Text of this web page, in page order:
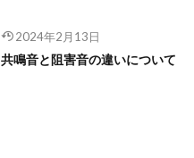
2024年2月13日
共鳴音と阻害音の違いについて